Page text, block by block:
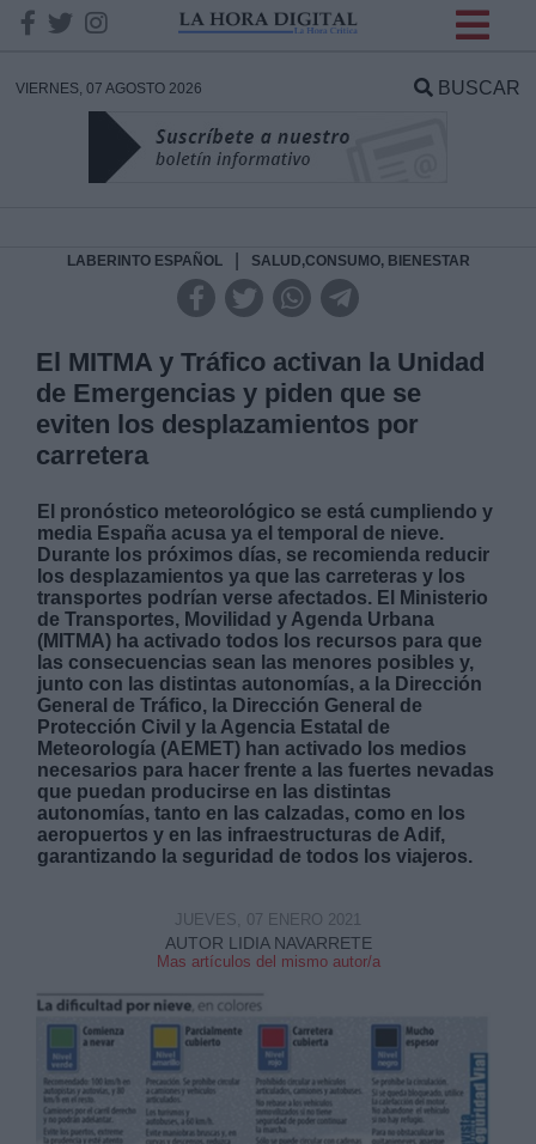
VIERNES, 07 AGOSTO 2026 BUSCAR
LABERINTO ESPAÑOL SALUD,CONSUMO, BIENESTAR
El MITMA y Tráfico activan la Unidad
de Emergencias y piden que se
eviten los desplazamientos por
carretera
El pronóstico meteorológico se está cumpliendo y
media España acusa ya el temporal de nieve.
Durante los próximos días, se recomienda reducir
los desplazamientos ya que las carreteras y los
transportes podrían verse afectados. El Ministerio
de Transportes, Movilidad y Agenda Urbana
(MITMA) ha activado todos los recursos para que
las consecuencias sean las menores posibles y,
junto con las distintas autonomías, a la Dirección
General de Tráfico, la Dirección General de
Protección Civil y la Agencia Estatal de
Meteorología (AEMET) han activado los medios
necesarios para hacer frente a las fuertes nevadas
que puedan producirse en las distintas
autonomías, tanto en las calzadas, como en los
aeropuertos y en las infraestructuras de Adif,
garantizando la seguridad de todos los viajeros.
AUTOR LIDIA NAVARRETE
Mas artículos del mismo autor/a
JUEVES, 07 ENERO 2021
DATOS
Responsable:
Legitimación:
Derechos:
link
Información adicional
link